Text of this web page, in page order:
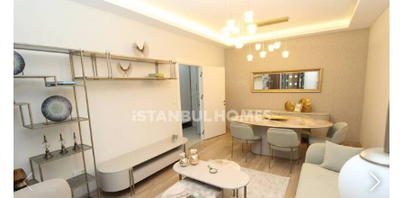
Appartements situés près du métro à Zeytinburnu
Les appartements d'Istanbul Zeytinburnu bénéficient d'un emplacement
central, à seulement 600 mètres du métro. Ils permettent d'accéder
facilement aux services quotidiens.
ZEYTINBURNU - ISTANBUL 1+1, 2+1, 3+1